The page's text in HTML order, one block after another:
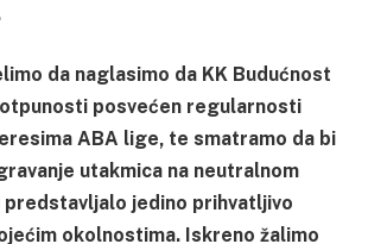
da naglasimo da KK Budućnost
posvećen regularnosti
ABA lige, te smatramo da bi
utakmica na neutralnom
predstavljalo jedino prihvatljivo
okolnostima. Iskreno žalimo